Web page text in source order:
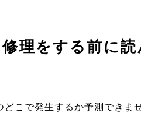
理をする前に
どこで発生するか予測できま